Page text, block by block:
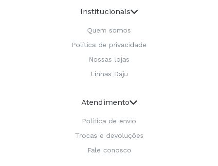
Institucionais
Quem somos
Política de privacidade
Nossas lojas
Linhas Daju
Atendimento
Política de envio
Trocas e devoluções
Fale conosco